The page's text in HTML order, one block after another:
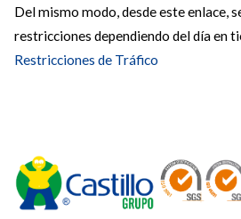
Del mismo modo, desde este enlace,
restricciones dependiendo del día en
Restricciones de Tráfico